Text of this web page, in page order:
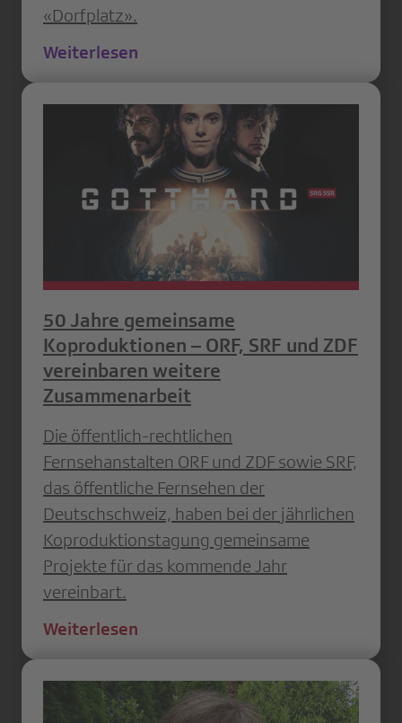
«Dorfplatz».
Weiterlesen
50 Jahre gemeinsame
Koproduktionen – ORF, SRF und ZDF
vereinbaren weitere
Zusammenarbeit
Die öffentlich-rechtlichen
Fernsehanstalten ORF und ZDF sowie SRF,
das öffentliche Fernsehen der
Deutschschweiz, haben bei der jährlichen
Koproduktionstagung gemeinsame
Projekte für das kommende Jahr
vereinbart.
Weiterlesen